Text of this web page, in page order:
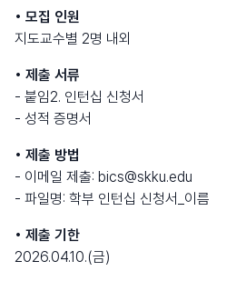
• 모집 인원
지도교수별 2명 내외
• 제출 서류
- 붙임2. 인턴십 신청서
- 성적 증명서
• 제출 방법
- 이메일 제출: bics@skku.edu
- 파일명: 학부 인턴십 신청서_이름
• 제출 기한
2026.04.10.(금)